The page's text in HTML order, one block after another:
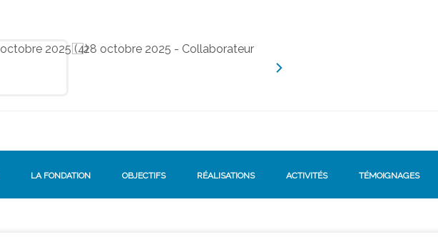
LA FONDATION OBJECTIFS RÉALISATIONS ACTIVITÉS TÉMOIGNAGES